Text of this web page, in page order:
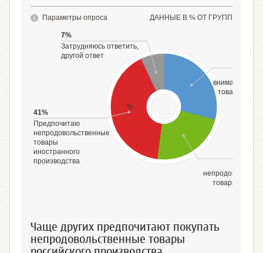
ДАННЫЕ В % ОТ ГРУПП
Параметры опроса
%
внимания на
товар
товары
41%
Предпочитаю
непродовольственные
товары
иностранного
производства
7%
Затрудняюсь ответить,
другой ответ
Чаще других предпочитают покупать
непродовольственные товары